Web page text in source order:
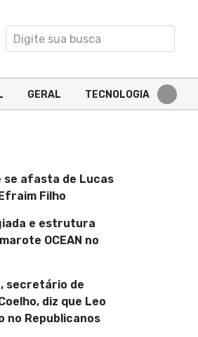
GERAL TECNOLOGIA
se afasta de Lucas
Filho
e estrutura
OCEAN no
secretário de
diz que Leo
no Republicanos